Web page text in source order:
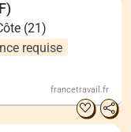
(21)
requise
francetravail.fr